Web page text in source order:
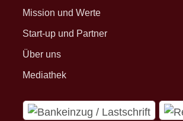
Mission und Werte
Start-up und Partner
Über uns
Mediathek